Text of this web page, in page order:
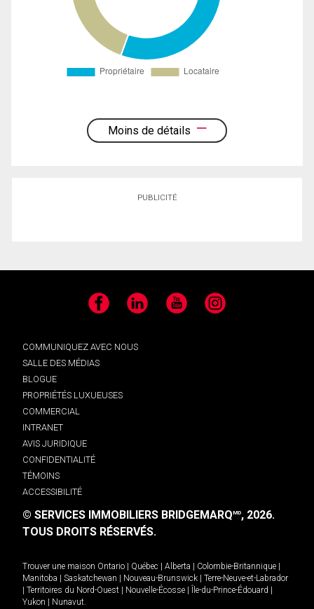
Moins de détails
PUBLICITÉ
Facebook LinkedIn YouTube Instagram
COMMUNIQUEZ AVEC NOUS
SALLE DES MÉDIAS
BLOGUE
PROPRIÉTÉS LUXUEUSES
COMMERCIAL
INTRANET
AVIS JURIDIQUE
CONFIDENTIALITÉ
TÉMOINS
ACCESSIBILITÉ
© SERVICES IMMOBILIERS BRIDGEMARQMD, 2026.
TOUS DROITS RÉSERVÉS.
Trouver une maison Ontario Québec Alberta Colombie-Britannique
Manitoba
Saskatchewan Nouveau-Brunswick
Terre-Neuve-et-Labrador
Territoires du Nord-Ouest Nouvelle-Écosse Île-du-Prince-Édouard
Yukon
Nunavut.